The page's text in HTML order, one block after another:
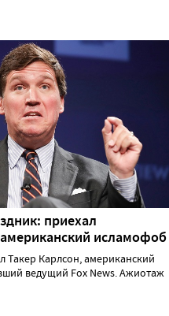
приехал
исламофоб
Такер Карлсон, американский
ведущий Fox News. Ажиотаж